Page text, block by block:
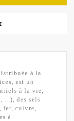
à la
est un
à la vie,
...), des sels
cuivre,
à